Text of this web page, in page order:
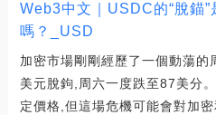
Web3中文｜USDC的“脫錨
嗎？_USD
加密市場剛剛經歷了一個動蕩
美元脫鉤,周六一度跌至87美分
定價格,但這場危機可能會對加